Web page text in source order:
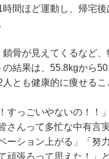
間ほど運動し、帰宅
骨が見えてくるなど
結果は、55.8kgから
とも健康的に痩せる
すっごいやないの！！
さんって多忙な中有言
ーション上がる」「努
頑張ろって思えた！」